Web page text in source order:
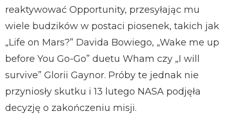
reaktywować Opportunity, przesyłając mu
wiele budzików w postaci piosenek, takich jak
„Life on Mars?” Davida Bowiego, „Wake me up
before You Go-Go” duetu Wham czy „I will
survive” Glorii Gaynor. Próby te jednak nie
przyniosły skutku i 13 lutego NASA podjęła
decyzję o zakończeniu misji.